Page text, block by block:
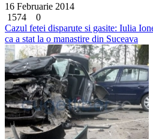
16 Februarie 2014
1574
0
Cazul fetei disparute si gasite: Iulia
ca a stat la o manastire din Suceava